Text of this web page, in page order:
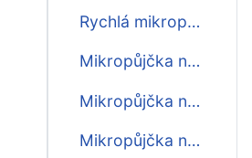
Rychlá mikropůjčka
Mikropůjčka na 30 dní
Mikropůjčka na OP
Mikropůjčka na účet ihned